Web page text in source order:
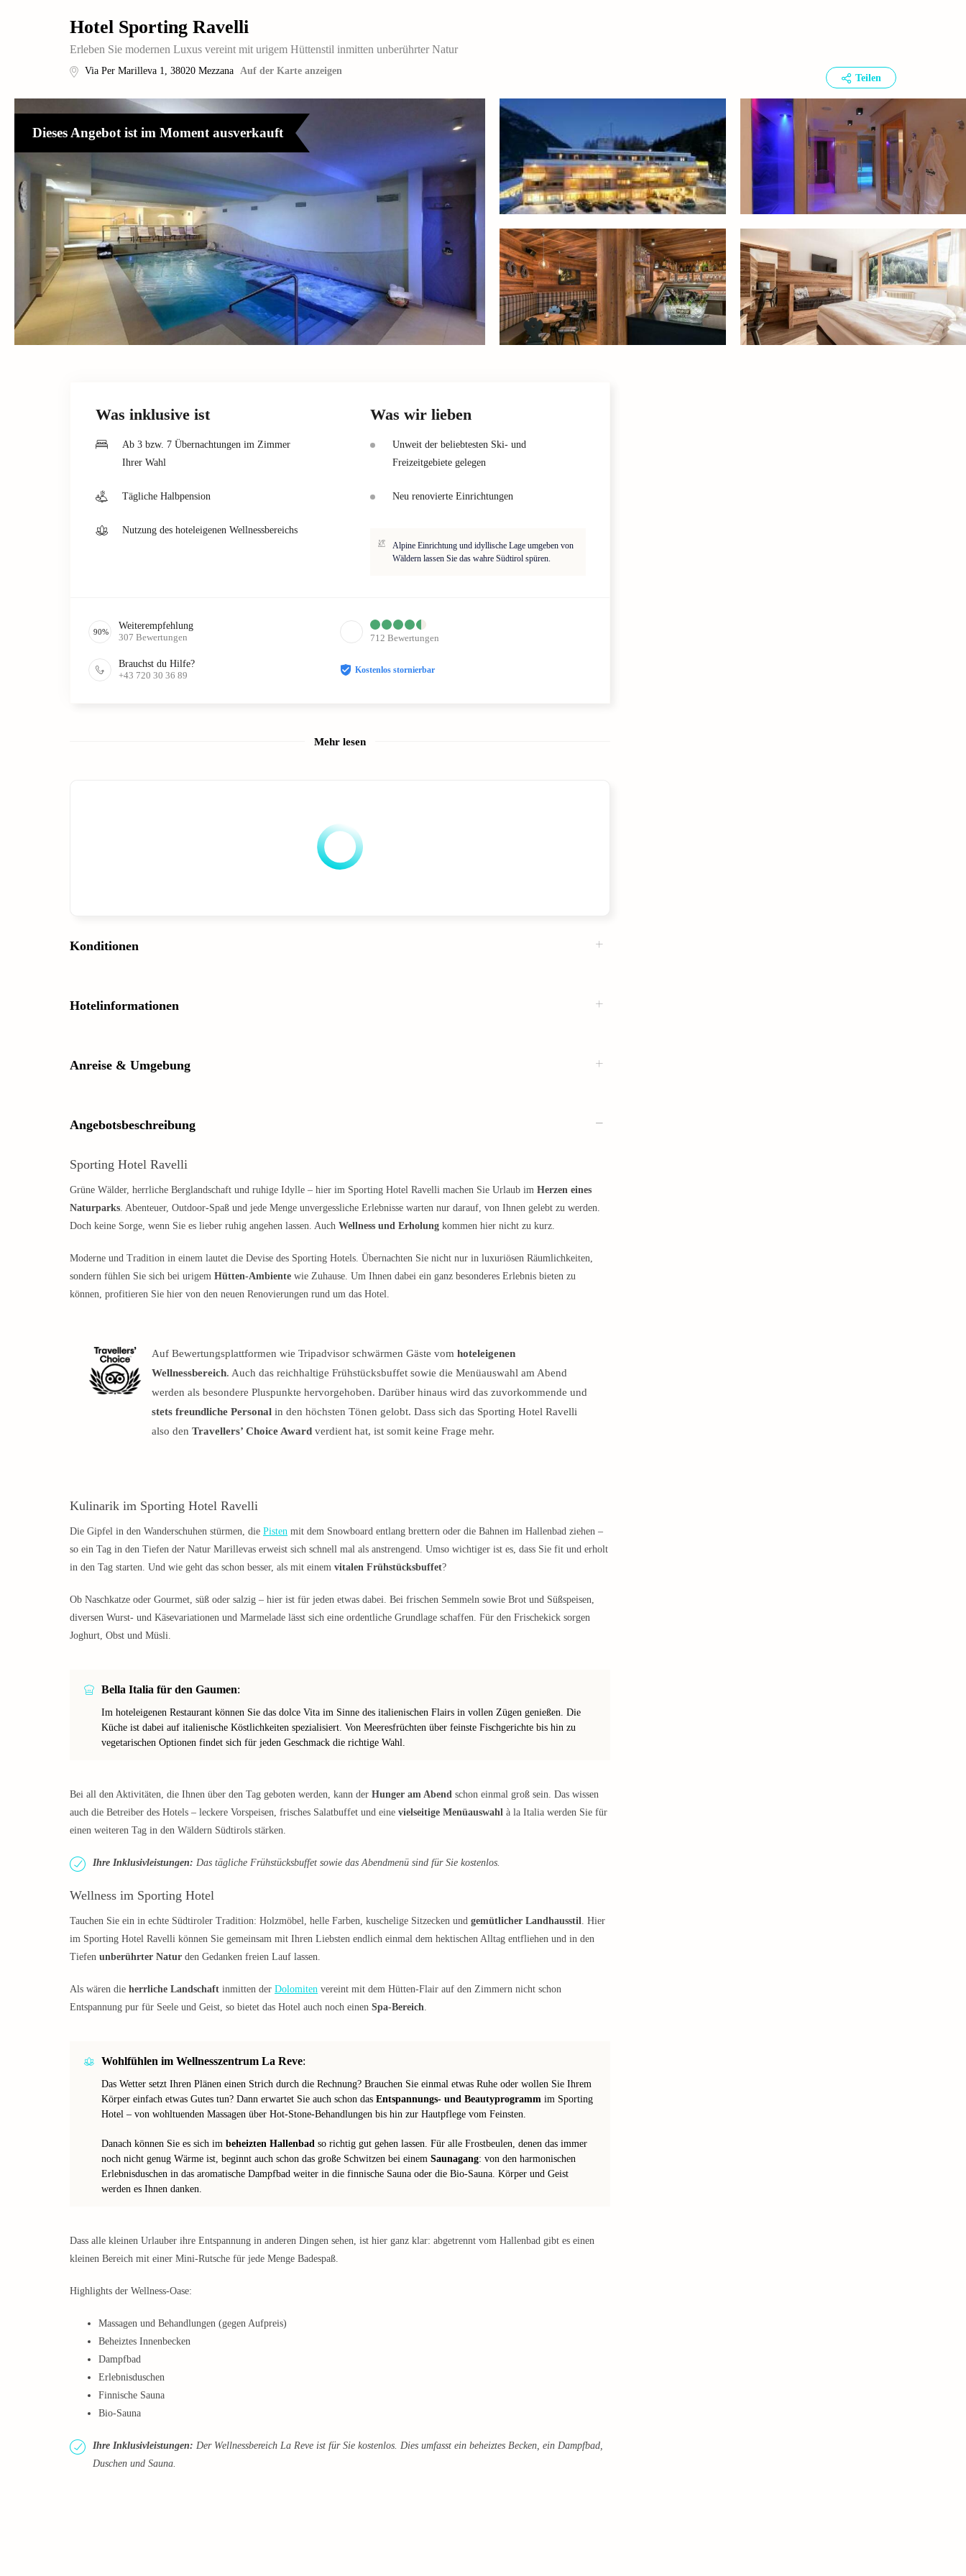
Hotel Sporting Ravelli
Erleben Sie modernen Luxus vereint mit urigem Hüttenstil inmitten unberührter Natur
Via Per Marilleva 1, 38020 Mezzana Auf der Karte anzeigen
Teilen
Dieses Angebot ist im Moment ausverkauft
Was inklusive ist
Ab 3 bzw. 7 Übernachtungen im Zimmer
Ihrer Wahl
Tägliche Halbpension
Nutzung des hoteleigenen Wellnessbereichs
Was wir lieben
Unweit der beliebtesten Ski- und
Freizeitgebiete gelegen
Neu renovierte Einrichtungen
Alpine Einrichtung und idyllische Lage umgeben von
Wäldern lassen Sie das wahre Südtirol spüren.
90%
Weiterempfehlung
307 Bewertungen 712 Bewertungen
Brauchst du Hilfe?
+43 720 30 36 89
Kostenlos stornierbar
Mehr lesen
Konditionen
Hotelinformationen
Anreise & Umgebung
Angebotsbeschreibung
Sporting Hotel Ravelli
Grüne Wälder, herrliche Berglandschaft und ruhige Idylle – hier im Sporting Hotel Ravelli machen Sie Urlaub im Herzen eines
Naturparks . Abenteuer, Outdoor-Spaß und jede Menge unvergessliche Erlebnisse warten nur darauf, von Ihnen gelebt zu werden.
Doch keine Sorge, wenn Sie es lieber ruhig angehen lassen. Auch Wellness und Erholung kommen hier nicht zu kurz.
Moderne und Tradition in einem lautet die Devise des Sporting Hotels. Übernachten Sie nicht nur in luxuriösen Räumlichkeiten,
sondern fühlen Sie sich bei urigem Hütten-Ambiente wie Zuhause. Um Ihnen dabei ein ganz besonderes Erlebnis bieten zu
können, profitieren Sie hier von den neuen Renovierungen rund um das Hotel.
Auf Bewertungsplattformen wie Tripadvisor schwärmen Gäste vom hoteleigenen
Wellnessbereich. Auch das reichhaltige Frühstücksbuffet sowie die Menüauswahl am Abend
werden als besondere Pluspunkte hervorgehoben. Darüber hinaus wird das zuvorkommende und
stets freundliche Personal in den höchsten Tönen gelobt. Dass sich das Sporting Hotel Ravelli
also den Travellers’ Choice Award verdient hat, ist somit keine Frage mehr.
Kulinarik im Sporting Hotel Ravelli
Die Gipfel in den Wanderschuhen stürmen, die Pisten mit dem Snowboard entlang brettern oder die Bahnen im Hallenbad ziehen –
so ein Tag in den Tiefen der Natur Marillevas erweist sich schnell mal als anstrengend. Umso wichtiger ist es, dass Sie fit und erholt
in den Tag starten. Und wie geht das schon besser, als mit einem vitalen Frühstücksbuffet?
Ob Naschkatze oder Gourmet, süß oder salzig – hier ist für jeden etwas dabei. Bei frischen Semmeln sowie Brot und Süßspeisen,
diversen Wurst- und Käsevariationen und Marmelade lässt sich eine ordentliche Grundlage schaffen. Für den Frischekick sorgen
Joghurt, Obst und Müsli.
Bella Italia für den Gaumen:
Im hoteleigenen Restaurant können Sie das dolce Vita im Sinne des italienischen Flairs in vollen Zügen genießen. Die
Küche ist dabei auf italienische Köstlichkeiten spezialisiert. Von Meeresfrüchten über feinste Fischgerichte bis hin zu
vegetarischen Optionen findet sich für jeden Geschmack die richtige Wahl.
Bei all den Aktivitäten, die Ihnen über den Tag geboten werden, kann der Hunger am Abend schon einmal groß sein. Das wissen
auch die Betreiber des Hotels – leckere Vorspeisen, frisches Salatbuffet und eine vielseitige Menüauswahl à la Italia werden Sie für
einen weiteren Tag in den Wäldern Südtirols stärken.
Ihre Inklusivleistungen: Das tägliche Frühstücksbuffet sowie das Abendmenü sind für Sie kostenlos.
Wellness im Sporting Hotel
Tauchen Sie ein in echte Südtiroler Tradition: Holzmöbel, helle Farben, kuschelige Sitzecken und gemütlicher Landhausstil
. Hier
im Sporting Hotel Ravelli können Sie gemeinsam mit Ihren Liebsten endlich einmal dem hektischen Alltag entfliehen und in den
Tiefen unberührter Natur den Gedanken freien Lauf lassen.
Als wären die herrliche Landschaft inmitten der Dolomiten vereint mit dem Hütten-Flair auf den Zimmern nicht schon
Entspannung pur für Seele und Geist, so bietet das Hotel auch noch einen Spa-Bereich
Wohlfühlen im Wellnesszentrum La Reve:
Das Wetter setzt Ihren Plänen einen Strich durch die Rechnung? Brauchen Sie einmal etwas Ruhe oder wollen Sie Ihrem
Körper einfach etwas Gutes tun? Dann erwartet Sie auch schon das Entspannungs- und Beautyprogramm im Sporting
Hotel – von wohltuenden Massagen über Hot-Stone-Behandlungen bis hin zur Hautpflege vom Feinsten.
Danach können Sie es sich im beheizten Hallenbad so richtig gut gehen lassen. Für alle Frostbeulen, denen das immer
noch nicht genug Wärme ist, beginnt auch schon das große Schwitzen bei einem Saunagang: von den harmonischen
Erlebnisduschen in das aromatische Dampfbad weiter in die finnische Sauna oder die Bio-Sauna. Körper und Geist
werden es Ihnen danken.
Dass alle kleinen Urlauber ihre Entspannung in anderen Dingen sehen, ist hier ganz klar: abgetrennt vom Hallenbad gibt es einen
kleinen Bereich mit einer Mini-Rutsche für jede Menge Badespaß.
Highlights der Wellness-Oase:
Massagen und Behandlungen (gegen Aufpreis)
Beheiztes Innenbecken
Dampfbad
Erlebnisduschen
Finnische Sauna
Bio-Sauna
Ihre Inklusivleistungen: Der Wellnessbereich La Reve ist für Sie kostenlos. Dies umfasst ein beheiztes Becken, ein Dampfbad,
Duschen und Sauna.